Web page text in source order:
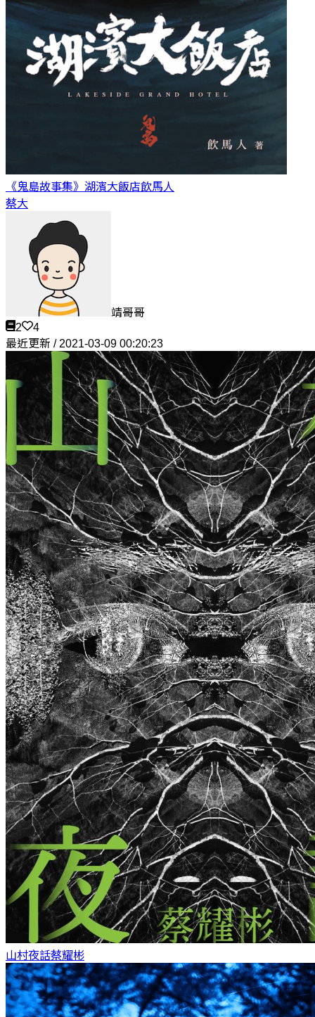
《鬼島故事集》湖濱大飯店飲馬人
蔡大
靖哥哥
2
4
最近更新 / 2021-03-09 00:20:23
山村夜話蔡耀彬